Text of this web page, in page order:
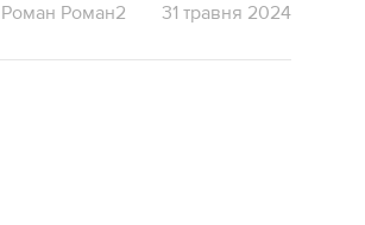
Роман Роман2 31 травня 2024